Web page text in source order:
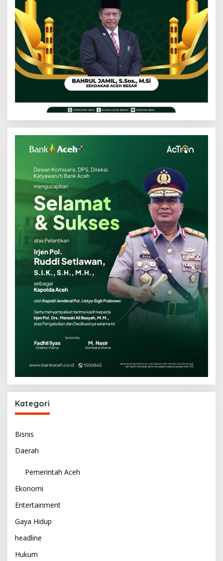
Kategori
Bisnis
Daerah
Pemerintah Aceh
Ekonomi
Entertainment
Gaya Hidup
headline
Hukum